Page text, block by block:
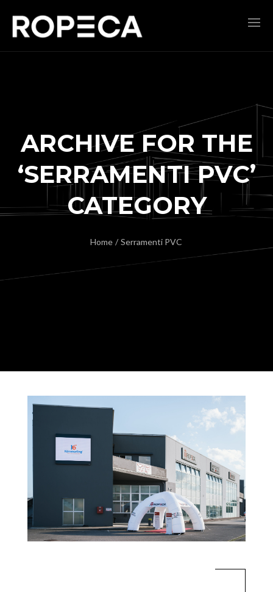
ARCHIVE FOR THE
‘SERRAMENTI PVC’
CATEGORY
Home / Serramenti PVC